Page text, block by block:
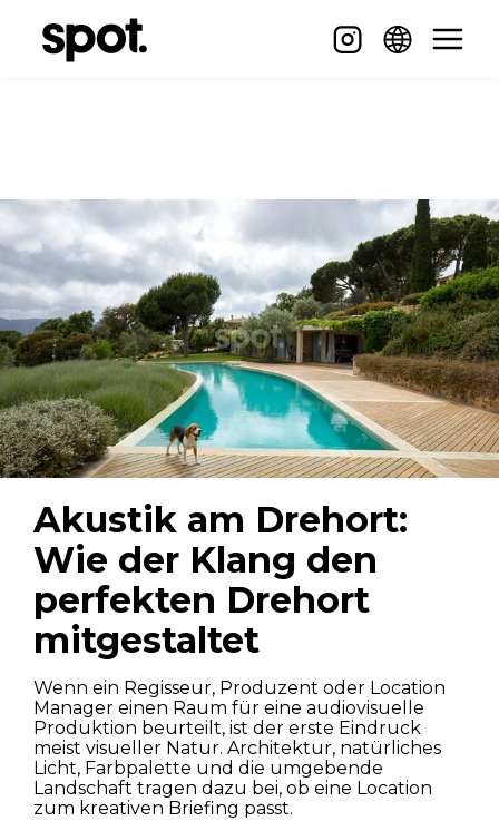
Akustik am Drehort:
Wie der Klang den
perfekten Drehort
mitgestaltet
Wenn ein Regisseur, Produzent oder Location
Manager einen Raum für eine audiovisuelle
Produktion beurteilt, ist der erste Eindruck
meist visueller Natur. Architektur, natürliches
Licht, Farbpalette und die umgebende
Landschaft tragen dazu bei, ob eine Location
zum kreativen Briefing passt.